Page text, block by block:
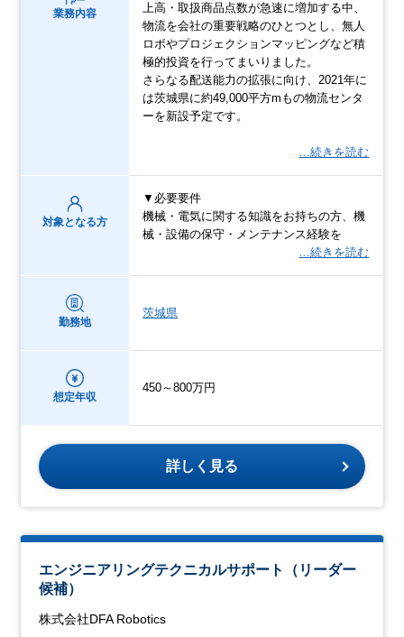
業務内容
上高・取扱商品点数が急速に増加する中、
物流を会社の重要戦略のひとつとし、無人
ロボやプロジェクションマッピングなど積
極的投資を行ってまいりました。
さらなる配送能力の拡張に向け、2021年に
は茨城県に約49,000平方mもの物流センタ
ーを新設予定です。
…続きを読む
対象となる方
▼必要要件
機械・電気に関する知識をお持ちの方、機
械・設備の保守・メンテナンス経験を
…続きを読む
勤務地
茨城県
想定年収
450～800万円
詳しく見る
エンジニアリングテクニカルサポート（リーダー
候補）
株式会社DFA Robotics